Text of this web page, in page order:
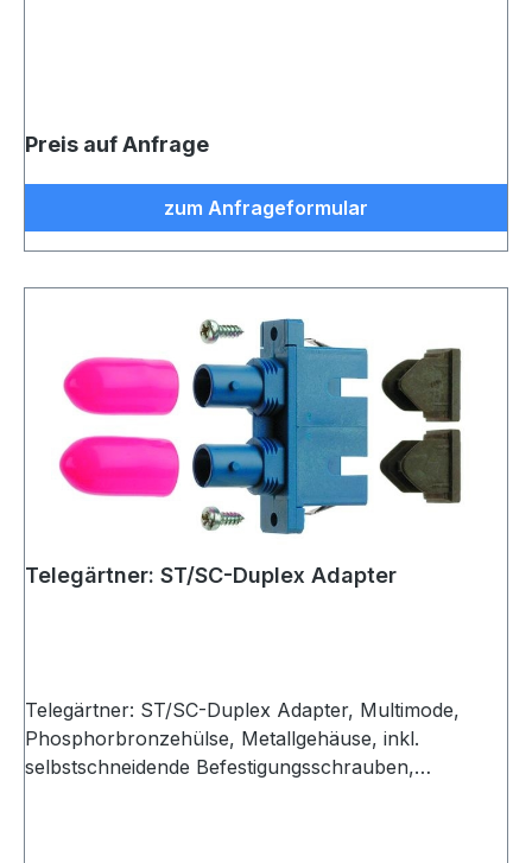
Preis auf Anfrage
zum Anfrageformular
Telegärtner: ST/SC-Duplex Adapter
Telegärtner: ST/SC-Duplex Adapter, Multimode,
Phosphorbronzehülse, Metallgehäuse, inkl.
selbstschneidende Befestigungsschrauben,